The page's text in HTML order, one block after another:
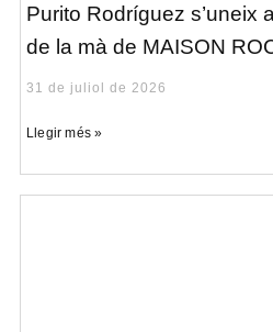
Purito Rodríguez s’uneix
de la mà de MAISON
31 de juliol de 2026
Llegir més »